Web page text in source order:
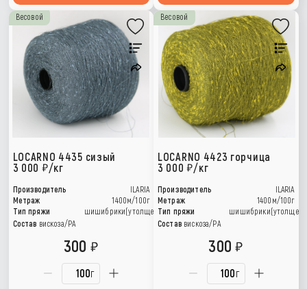
Весовой
LOCARNO 4435 сизый
3 000
/кг
Производитель
ILARIA
Метраж
1400м/100г
Тип пряжи
шишибрики(утолщения)
Состав вискоза/РА
г
300
Весовой
LOCARNO 4423 горчица
3 000 /кг
Производитель
ILARIA
Метраж
1400м/100г
Тип пряжи
Состав вискоза/РА
г
300